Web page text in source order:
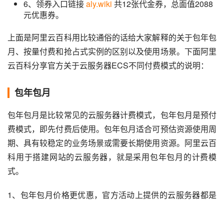
6、领券入口链接aly.wiki 共12张代金券，总面值2088
元优惠券。
上面是阿里云百科用比较通俗的话给大家解释的关于包年包
月、按量付费和抢占式实例的区别以及使用场景。下面阿里
云百科分享官方关于云服务器ECS不同付费模式的说明：
包年包月
包年包月是比较常见的云服务器计费模式，包年包月是预付
费模式，即先付费后使用。包年包月适合可预估资源使用周
期、具有较稳定的业务场景或需要长期使用资源。阿里云百
科用于搭建网站的云服务器，就是采用包年包月的计费模
式。
1、包年包月价格更优惠，官方活动上提供的云服务器都是